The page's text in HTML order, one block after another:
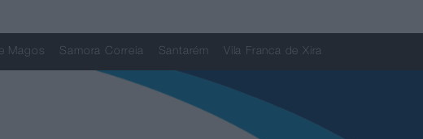
Magos Samora Correia Santarém Vila Franca de Xira